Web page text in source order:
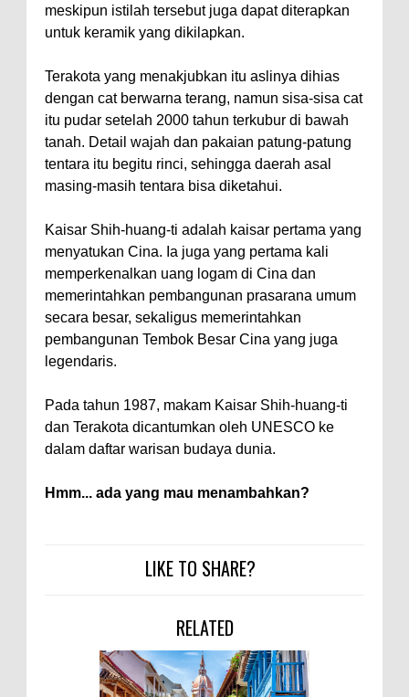
meskipun istilah tersebut juga dapat diterapkan
untuk keramik yang dikilapkan.
Terakota yang menakjubkan itu aslinya dihias
dengan cat berwarna terang, namun sisa-sisa cat
itu pudar setelah 2000 tahun terkubur di bawah
tanah. Detail wajah dan pakaian patung-patung
tentara itu begitu rinci, sehingga daerah asal
masing-masih tentara bisa diketahui.
Kaisar Shih-huang-ti adalah kaisar pertama yang
menyatukan Cina. Ia juga yang pertama kali
memperkenalkan uang logam di Cina dan
memerintahkan pembangunan prasarana umum
secara besar, sekaligus memerintahkan
pembangunan Tembok Besar Cina yang juga
legendaris.
Pada tahun 1987, makam Kaisar Shih-huang-ti
dan Terakota dicantumkan oleh UNESCO ke
dalam daftar warisan budaya dunia.
Hmm... ada yang mau menambahkan?
LIKE TO SHARE?
RELATED